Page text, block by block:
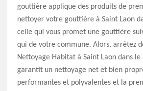
gouttière applique des produits de
nettoyer votre gouttière à Saint Laon
celle qui vous promet une gouttière
qui de votre commune. Alors, arrêtez
Nettoyage Habitat à Saint Laon dans le
garantit un nettoyage net et bien
performantes et polyvalentes et la